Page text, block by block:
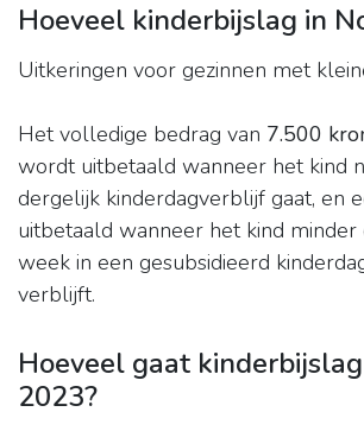
Hoeveel kinderbijslag in
Uitkeringen voor gezinnen met
Het volledige bedrag van 7.500
wordt uitbetaald wanneer het kind
dergelijk kinderdagverblijf gaat, en
uitbetaald wanneer het kind
week in een gesubsidieerd
verblijft.
Hoeveel gaat
2023?